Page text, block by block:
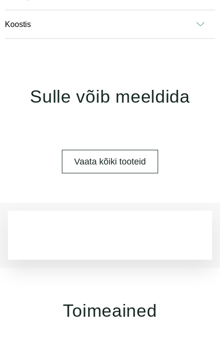
Koostis
Sulle võib meeldida
Vaata kõiki tooteid
Toimeained